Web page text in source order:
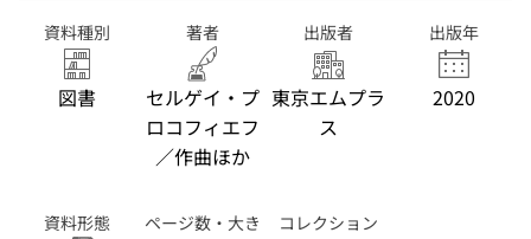
資料種別
図書
著者
セルゲイ・プ
ロコフィエフ
／作曲ほか
出版者
東京エムプラ
ス
出版年
2020
資料形態
ページ数・大き
コレクション